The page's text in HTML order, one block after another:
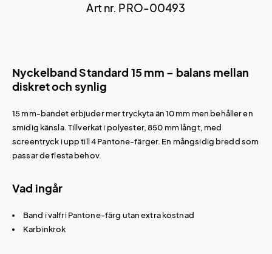
Art nr. PRO-00493
Nyckelband Standard 15 mm – balans mellan
diskret och synlig
15 mm-bandet erbjuder mer tryckyta än 10 mm men behåller en
smidig känsla. Tillverkat i polyester, 850 mm långt, med
screentryck i upp till 4 Pantone-färger. En mångsidig bredd som
passar de flesta behov.
Vad ingår
Band i valfri Pantone-färg utan extra kostnad
Karbinkrok